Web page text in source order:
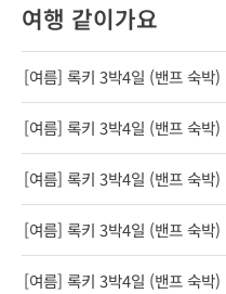
여행 같이가요
[여름] 록키 3박4일 (밴프 숙박)
[여름] 록키 3박4일 (밴프 숙박)
[여름] 록키 3박4일 (밴프 숙박)
[여름] 록키 3박4일 (밴프 숙박)
[여름] 록키 3박4일 (밴프 숙박)